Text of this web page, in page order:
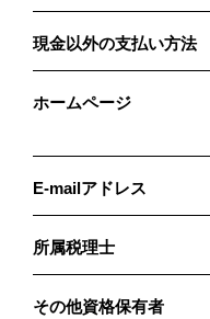
現金以外の支払い方法
ホームページ
E-mailアドレス
所属税理士
その他資格保有者